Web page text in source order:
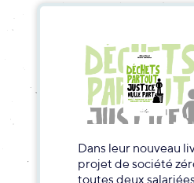
Dans leur nouveau
projet de société
toutes deux